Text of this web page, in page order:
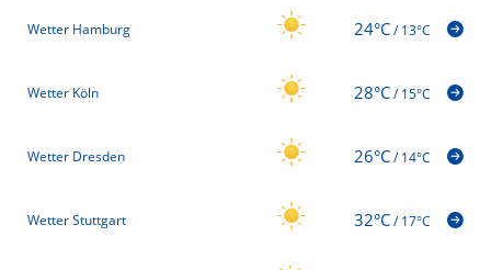
Wetter Hamburg 24°C/13°C
Wetter Köln 28°C/15°C
Wetter Dresden 26°C/14°C
Wetter Stuttgart 32°C/17°C